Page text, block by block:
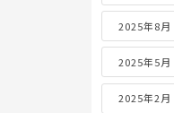
2025年8月
2025年5月
2025年2月